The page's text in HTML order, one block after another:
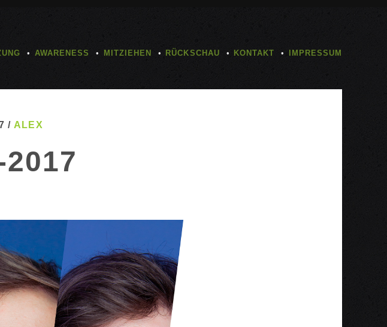
AWARENESS MITZIEHEN RÜCKSCHAU KONTAKT IMPRESSUM
/ ALEX